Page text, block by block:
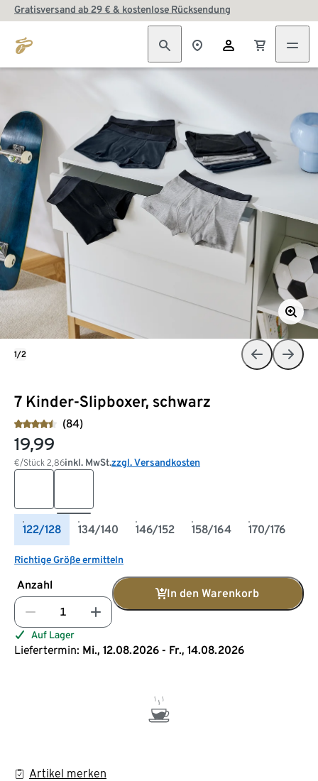
Gratisversand ab 29 € & kostenlose Rücksendung
7 Kinder-Slipboxer, schwarz
(84)
19,99
€/Stück 2,86inkl. MwSt.zzgl. Versandkosten
122/128 134/140 146/152 158/164 170/176
Richtige Größe ermitteln
Anzahl
In den Warenkorb
Auf Lager
Liefertermin: Mi., 12.08.2026 - Fr., 14.08.2026
Artikel merken
1/2